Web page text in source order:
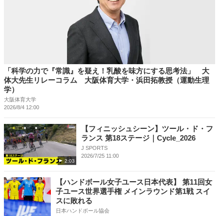
「科学の力で『常識』を疑え！乳酸を味方にする思考法」 大
体大先生リレーコラム 大阪体育大学・浜田拓教授（運動生理
学）
大阪体育大学
2026/8/4 12:00
2:03
【フィニッシュシーン】ツール・ド・フ
ランス 第18ステージ｜Cycle_2026
J SPORTS
2026/7/25 11:00
【ハンドボール女子ユース日本代表】 第11回女
子ユース世界選手権 メインラウンド第1戦 スイ
スに敗れる
日本ハンドボール協会